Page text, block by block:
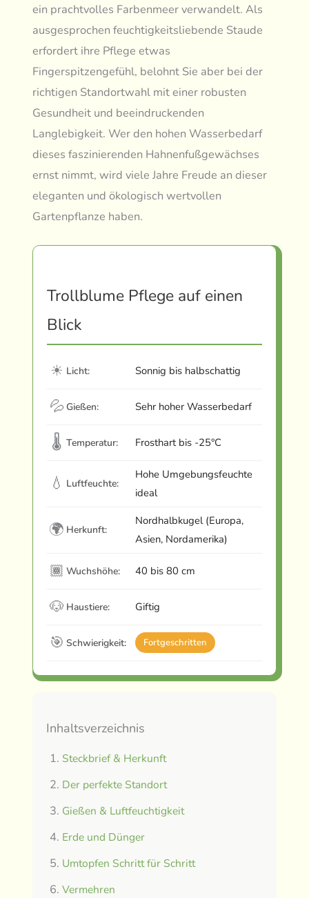
ein prachtvolles Farbenmeer verwandelt. Als
ausgesprochen feuchtigkeitsliebende Staude
erfordert ihre Pflege etwas
Fingerspitzengefühl, belohnt Sie aber bei der
richtigen Standortwahl mit einer robusten
Gesundheit und beeindruckenden
Langlebigkeit. Wer den hohen Wasserbedarf
dieses faszinierenden Hahnenfußgewächses
ernst nimmt, wird viele Jahre Freude an dieser
eleganten und ökologisch wertvollen
Gartenpflanze haben.
Trollblume Pflege auf einen
Blick
☀ Licht: Sonnig bis halbschattig
💦 Gießen: Sehr hoher Wasserbedarf
🌡 Temperatur: Frosthart bis -25°C
💧 Luftfeuchte:
Hohe Umgebungsfeuchte
ideal
🌍 Herkunft:
Nordhalbkugel (Europa,
Asien, Nordamerika)
🏾 Wuchshöhe: 40 bis 80 cm
🐶 Haustiere: Giftig
🎯 Schwierigkeit: Fortgeschritten
Inhaltsverzeichnis
Steckbrief & Herkunft
Der perfekte Standort
Gießen & Luftfeuchtigkeit
Erde und Dünger
Umtopfen Schritt für Schritt
Vermehren